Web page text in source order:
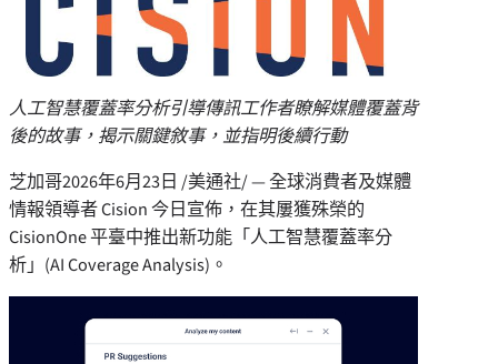
人工智慧覆蓋率分析引導傳訊工作者瞭解媒體覆蓋背
後的故事，揭示關鍵敘事，並指明後續行動
芝加哥2026年6月23日 /美通社/ — 全球消費者及媒體
情報領導者 Cision 今日宣佈，在其屢獲殊榮的
CisionOne 平臺中推出新功能「人工智慧覆蓋率分
析」(AI Coverage Analysis)。